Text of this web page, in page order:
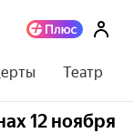
Театр
12 ноября